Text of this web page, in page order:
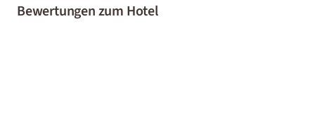
Bewertungen zum Hotel